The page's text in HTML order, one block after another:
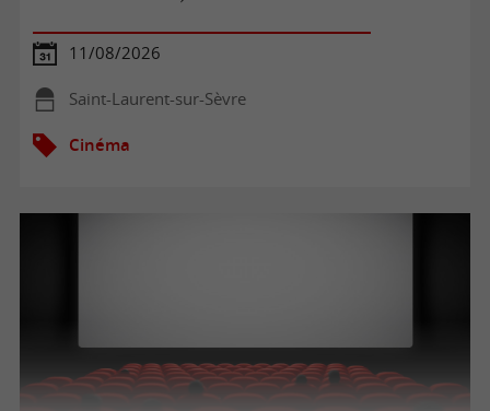
11/08/2026
Saint-Laurent-sur-Sèvre
Cinéma